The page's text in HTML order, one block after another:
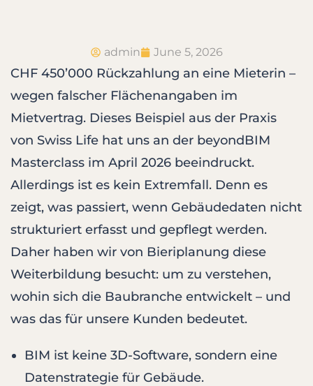
admin June 5, 2026
CHF 450’000 Rückzahlung an eine Mieterin –
wegen falscher Flächenangaben im
Mietvertrag. Dieses Beispiel aus der Praxis
von Swiss Life hat uns an der beyondBIM
Masterclass im April 2026 beeindruckt.
Allerdings ist es kein Extremfall. Denn es
zeigt, was passiert, wenn Gebäudedaten nicht
strukturiert erfasst und gepflegt werden.
Daher haben wir von Bieriplanung diese
Weiterbildung besucht: um zu verstehen,
wohin sich die Baubranche entwickelt – und
was das für unsere Kunden bedeutet.
BIM ist keine 3D-Software, sondern eine
Datenstrategie für Gebäude.